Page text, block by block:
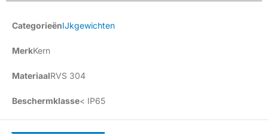
CategorieënIJkgewichten
MerkKern
MateriaalRVS 304
Beschermklasse< IP65